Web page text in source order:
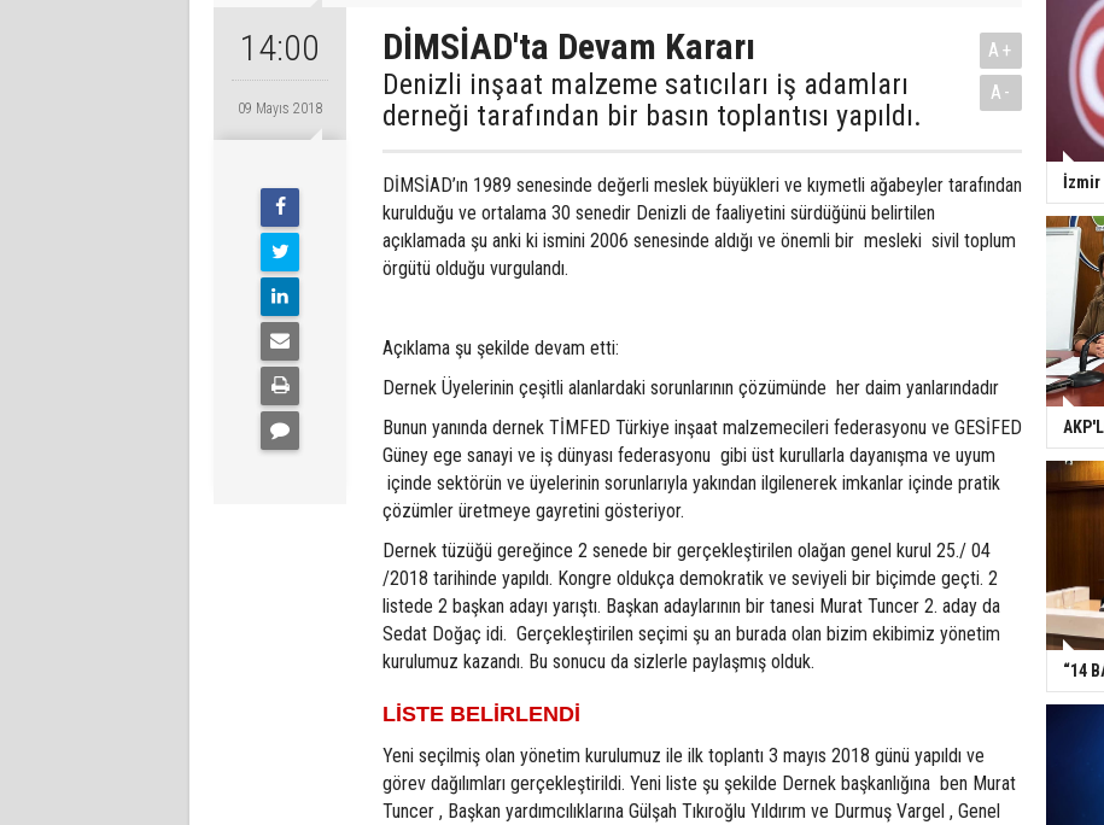
14:00
09 Mayıs 2018
DİMSİAD'ta Devam Kararı
Denizli inşaat malzeme satıcıları iş adamları
derneği tarafından bir basın toplantısı yapıldı.
A+
A-
DİMSİAD’ın 1989 senesinde değerli meslek büyükleri ve kıymetli ağabeyler tarafından
kurulduğu ve ortalama 30 senedir Denizli de faaliyetini sürdüğünü belirtilen
açıklamada şu anki ki ismini 2006 senesinde aldığı ve önemli bir mesleki sivil toplum
örgütü olduğu vurgulandı.
Açıklama şu şekilde devam etti:
Dernek Üyelerinin çeşitli alanlardaki sorunlarının çözümünde her daim yanlarındadır
Bunun yanında dernek TİMFED Türkiye inşaat malzemecileri federasyonu ve GESİFED
Güney ege sanayi ve iş dünyası federasyonu gibi üst kurullarla dayanışma ve uyum
içinde sektörün ve üyelerinin sorunlarıyla yakından ilgilenerek imkanlar içinde pratik
çözümler üretmeye gayretini gösteriyor.
Dernek tüzüğü gereğince 2 senede bir gerçekleştirilen olağan genel kurul 25./ 04
/2018 tarihinde yapıldı. Kongre oldukça demokratik ve seviyeli bir biçimde geçti. 2
listede 2 başkan adayı yarıştı. Başkan adaylarının bir tanesi Murat Tuncer 2. aday da
Sedat Doğaç idi. Gerçekleştirilen seçimi şu an burada olan bizim ekibimiz yönetim
kurulumuz kazandı. Bu sonucu da sizlerle paylaşmış olduk.
LİSTE BELİRLENDİ
Yeni seçilmiş olan yönetim kurulumuz ile ilk toplantı 3 mayıs 2018 günü yapıldı ve
görev dağılımları gerçekleştirildi. Yeni liste şu şekilde Dernek başkanlığına ben Murat
Tuncer , Başkan yardımcılıklarına Gülşah Tıkıroğlu Yıldırım ve Durmuş Vargel , Genel
İzmir
“14